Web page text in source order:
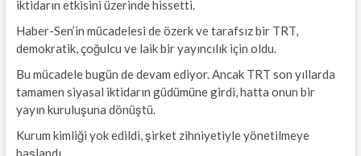
iktidarın etkisini üzerinde hissetti.
Haber-Sen’in mücadelesi de özerk ve tarafsız bir TRT,
demokratik, çoğulcu ve laik bir yayıncılık için oldu.
Bu mücadele bugün de devam ediyor. Ancak TRT son yıllarda
tamamen siyasal iktidarın güdümüne girdi, hatta onun bir
yayın kuruluşuna dönüştü.
Kurum kimliği yok edildi, şirket zihniyetiyle yönetilmeye
başlandı.